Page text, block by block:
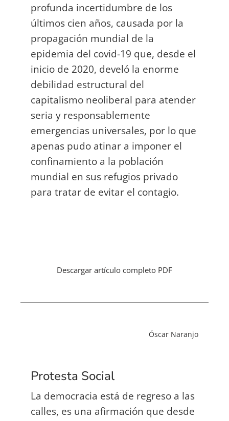
profunda incertidumbre de los
últimos cien años, causada por la
propagación mundial de la
epidemia del covid-19 que, desde el
inicio de 2020, develó la enorme
debilidad estructural del
capitalismo neoliberal para atender
seria y responsablemente
emergencias universales, por lo que
apenas pudo atinar a imponer el
confinamiento a la población
mundial en sus refugios privado
para tratar de evitar el contagio.
Descargar artículo completo PDF
Óscar Naranjo
Protesta Social
La democracia está de regreso a las
calles, es una afirmación que desde